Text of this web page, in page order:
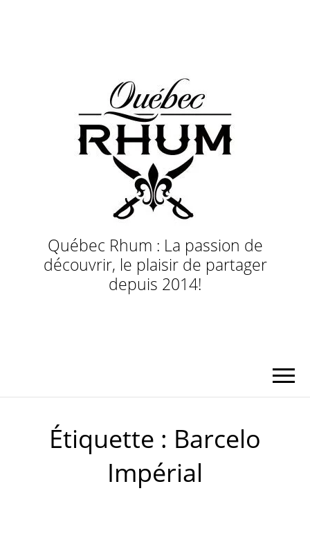
Québec Rhum : La passion de
découvrir, le plaisir de partager
depuis 2014!
Étiquette : Barcelo
Impérial